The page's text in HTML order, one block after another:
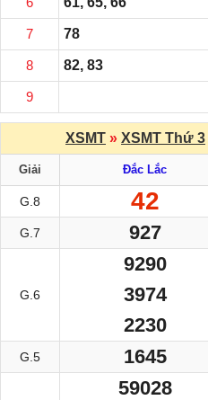
7 78
8 82, 83
9
XSMT » XSMT Thứ 3
Giải Đắc Lắc
G.8 42
G.7 927
G.6
9290
3974
2230
G.5 1645
59028